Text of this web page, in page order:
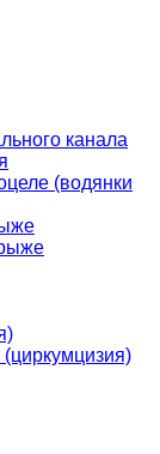
канала
(водянки